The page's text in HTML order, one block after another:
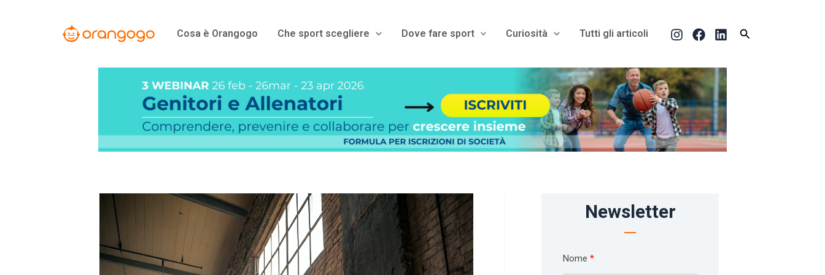
Cosa è Orangogo Che sport scegliere Dove fare sport Curiosità Tutti gli articoli Cerca
Newsletter
Nome